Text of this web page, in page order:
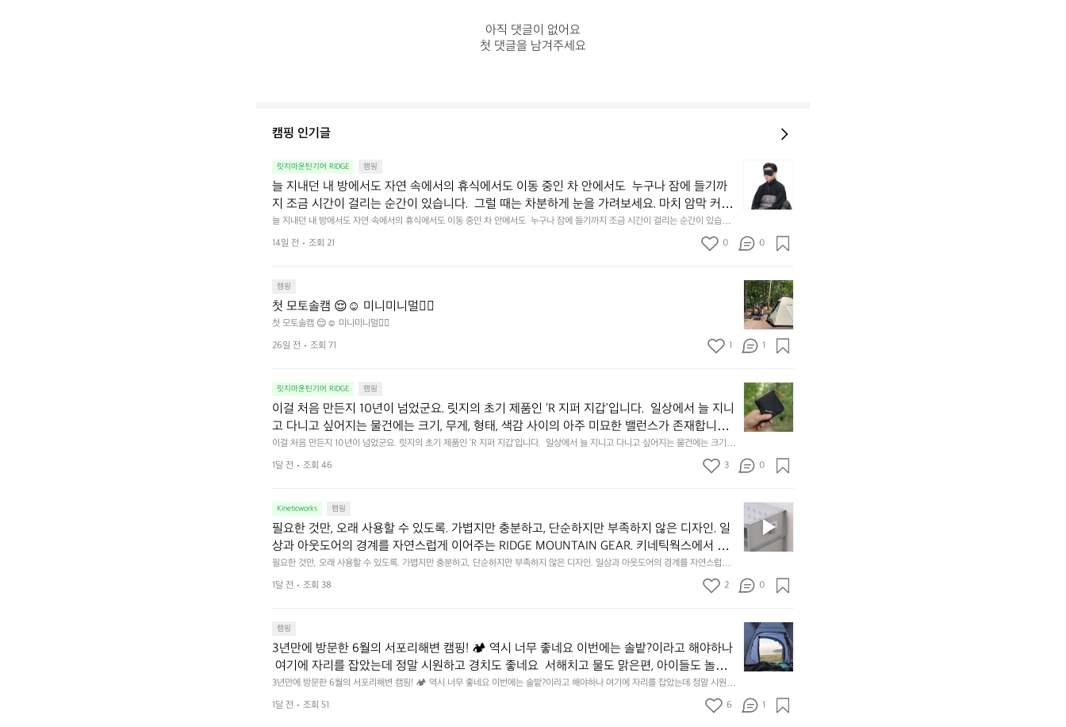
아직 댓글이 없어요
첫 댓글을 남겨주세요
캠핑 인기글
릿지마운틴기어 RIDGE 캠핑
늘 지내던 내 방에서도 자연 속에서의 휴식에서도 이동 중인 차 안에서도  누구나 잠에 들기까
지 조금 시간이 걸리는 순간이 있습니다.  그럴 때는 차분하게 눈을 가려보세요. 마치 암막 커튼
을 조용히 내리듯이.  Polartec® Wind Pro™의 온기가 눈가를 포근히 감싸줍니다.  차가운 공기
를 차단하고, 얼굴에 밀착하여 빛을 막아줍니다.  이 슬립 웜을 쓰는 것만으로 그곳은 나만의 밤
늘 지내던 내 방에서도 자연 속에서의 휴식에서도 이동 중인 차 안에서도  누구나 잠에 들기까지 조금 시간이 걸리는 순간이 있습니
다.  그럴 때는 차분하게 눈을 가려보세요. 마치 암막 커튼을 조용히 내리듯이.  Polartec® Wind Pro™의 온기가 눈가를 포근히 감싸
줍니다.  차가운 공기를 차단하고, 얼굴에 밀착하여 빛을 막아줍니다.  이 슬립 웜을 쓰는 것만으로 그곳은 나만의 밤이 됩니다.  안녕
내
던
방
도
자
연
속
에
의
휴
식
에
도
이
중
인
차
안
서
도
구
나
잠
에
기
까
14일 전 조회 21 0 0
캠핑
첫 모토솔캠 😌☺️ 미니미니멀👌🏼
첫 모토솔캠 😌☺️ 미니미니멀👌🏼
첫
모
토
솔
캠
☺️
미
니
미
멀
👌🏼
26일 전 조회 71 1 1
릿지마운틴기어 RIDGE 캠핑
이걸 처음 만든지 10년이 넘었군요. 릿지의 초기 제품인 ‘R 지퍼 지갑’입니다.  일상에서 늘 지니
고 다니고 싶어지는 물건에는 크기, 무게, 형태, 색감 사이의 아주 미묘한 밸런스가 존재합니다.
예를 들자면 일에 집중하느라 책상 위 가장자리에 대충 걸쳐 놓아도 시야에 걸리적거리지 않는
것. R 지퍼 지갑은 바로 그 위화감 없는 균형감에서 출발했습니다.  그중에서도 슬림함에 철저히
집착했습니다. 튼튼한 내구도와 넉넉한 수납력을 해치치 않는 선에서, 가장 가볍고 얇게 설계했
이걸 처음 만든지 10년이 넘었군요. 릿지의 초기 제품인 ‘R 지퍼 지갑’입니다.  일상에서 늘 지니고 다니고 싶어지는 물건에는 크기,
무게, 형태, 색감 사이의 아주 미묘한 밸런스가 존재합니다.  예를 들자면 일에 집중하느라 책상 위 가장자리에 대충 걸쳐 놓아도 시
야에 걸리적거리지 않는 것. R 지퍼 지갑은 바로 그 위화감 없는 균형감에서 출발했습니다.  그중에서도 슬림함에 철저히 집착했습니
이
걸
처
음
든
0
년
이
넘
군
지
의
초
기
품
1달 전 조회 46 3 0
Kineticworks 캠핑
필요한 것만, 오래 사용할 수 있도록. 가볍지만 충분하고, 단순하지만 부족하지 않은 디자인. 일
상과 아웃도어의 경계를 자연스럽게 이어주는 RIDGE MOUNTAIN GEAR. 키네틱웍스에서 만
나보세요.
필요한 것만, 오래 사용할 수 있도록. 가볍지만 충분하고, 단순하지만 부족하지 않은 디자인. 일상과 아웃도어의 경계를 자연스럽게
필
요
한
것
오
용
할
수
있
록.
1달 전 조회 38 2 0
캠핑
3년만에 방문한 6월의 서포리해변 캠핑! 🏕 역시 너무 좋네요 이번에는 솔밭?이라고 해야하나
여기에 자리를 잡았는데 정말 시원하고 경치도 좋네요  서해치고 물도 맑은편, 아이들도 놀기
좋고 1박 2일은 넘 짧게 느껴지네요  .1박 1동 1만원 (수금은 7시쯤, 동네에서 관리) .수금하면서
음식물.쓰레기봉투를 1개씩 나누어줌 .솔밭에 바로 화장실있음 .5분거리 cu .2분거리 음식점
항구에서부터 해변까지 버스도 다니네요 ㅎㅎㅎ 아이들 엄청 좋아하네요 점심쯤도착해서 철수
3년만에 방문한 6월의 서포리해변 캠핑! 🏕 역시 너무 좋네요 이번에는 솔밭?이라고 해야하나 여기에 자리를 잡았는데 정말 시원하
고 경치도 좋네요  서해치고 물도 맑은편, 아이들도 놀기 좋고 1박 2일은 넘 짧게 느껴지네요  .1박 1동 1만원 (수금은 7시쯤, 동네에서
관리) .수금하면서 음식물.쓰레기봉투를 1개씩 나누어줌 .솔밭에 바로 화장실있음 .5분거리 cu .2분거리 음식점  항구에서부터 해변
년
만
에
문
1달 전 조회 51 6 1